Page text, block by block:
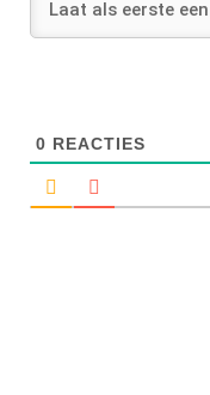
0 REACTIES